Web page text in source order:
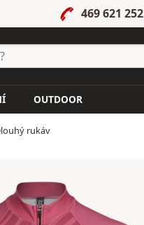
469 621 252
OUTDOOR
rukáv